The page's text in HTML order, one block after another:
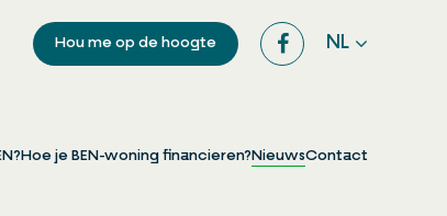
Hou me op de hoogte NL
Hoe je BEN-woning financieren?NieuwsContact